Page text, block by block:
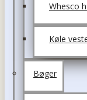
Whesco
Køle
Bøger